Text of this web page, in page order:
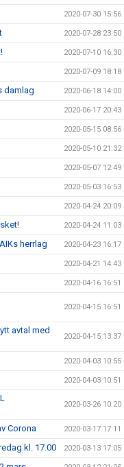
2020-07-30 15:56
2020-07-28 23:50
2020-07-10 16:30
2020-07-09 18:18
damlag 2020-06-18 14:00
2020-06-17 20:43
2020-05-15 08:56
2020-05-10 21:32
2020-05-07 12:49
2020-05-03 16:53
2020-04-24 20:09
2020-04-24 11:03
herrlag 2020-04-23 16:17
2020-04-21 14:43
2020-04-16 16:51
2020-04-15 16:51
avtal med
2020-04-15 13:37
2020-04-03 10:55
2020-04-03 10:51
2020-03-26 10:20
Corona 2020-03-17 17:11
kl. 17.00 2020-03-13 17:05